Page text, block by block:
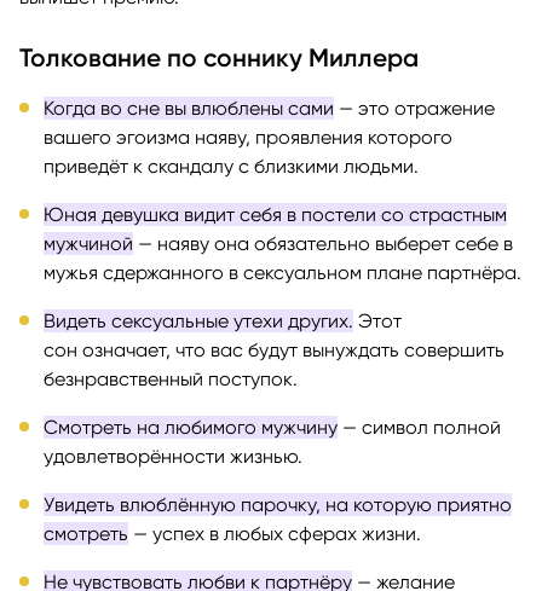
Толкование по соннику Миллера
Когда во сне вы влюблены сами — это отражение
вашего эгоизма наяву, проявления которого
приведёт к скандалу с близкими людьми.
Юная девушка видит себя в постели со страстным
мужчиной — наяву она обязательно выберет себе в
мужья сдержанного в сексуальном плане партнёра.
Видеть сексуальные утехи других. Этот
сон означает, что вас будут вынуждать совершить
безнравственный поступок.
Смотреть на любимого мужчину — символ полной
удовлетворённости жизнью.
Увидеть влюблённую парочку, на которую приятно
смотреть — успех в любых сферах жизни.
Не чувствовать любви к партнёру — желание